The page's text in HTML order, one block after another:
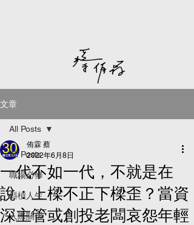
文章
All Posts
職場必修
斜槓人生
人際關係
All Posts
一代不如一代，不就是在
說：上樑不正下樑歪？當資
深主管或創投老闆哀怨年輕
侑霖 蔡
2022年6月8日